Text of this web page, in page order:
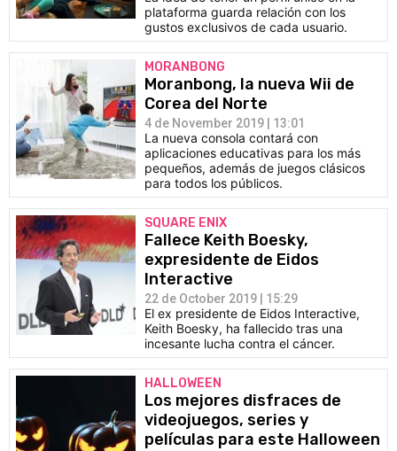
plataforma guarda relación con los
gustos exclusivos de cada usuario.
MORANBONG
Moranbong, la nueva Wii de
Corea del Norte
4 de November 2019 | 13:01
La nueva consola contará con
aplicaciones educativas para los más
pequeños, además de juegos clásicos
para todos los públicos.
SQUARE ENIX
Fallece Keith Boesky,
expresidente de Eidos
Interactive
22 de October 2019 | 15:29
El ex presidente de Eidos Interactive,
Keith Boesky, ha fallecido tras una
incesante lucha contra el cáncer.
HALLOWEEN
Los mejores disfraces de
videojuegos, series y
películas para este Halloween